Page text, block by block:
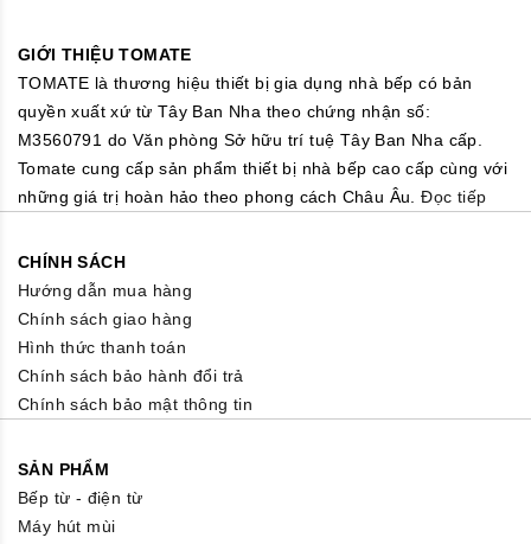
GIỚI THIỆU TOMATE
TOMATE là thương hiệu thiết bị gia dụng nhà bếp có bản
quyền xuất xứ từ Tây Ban Nha theo chứng nhận số:
M3560791 do Văn phòng Sở hữu trí tuệ Tây Ban Nha cấp.
Tomate cung cấp sản phẩm thiết bị nhà bếp cao cấp cùng với
những giá trị hoàn hảo theo phong cách Châu Âu.Đọc tiếp
CHÍNH SÁCH
Hướng dẫn mua hàng
Chính sách giao hàng
Hình thức thanh toán
Chính sách bảo hành đổi trả
Chính sách bảo mật thông tin
SẢN PHẨM
Bếp từ - điện từ
Máy hút mùi